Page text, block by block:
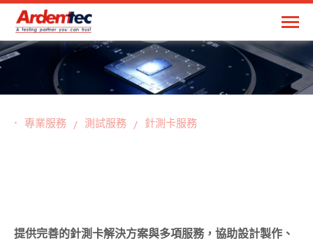
專業服務 測試服務 針測卡服務
提供完善的針測卡解決方案與多項服務，協助設計製作、